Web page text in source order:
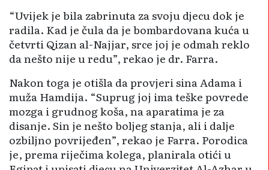
“Uvijek je bila zabrinuta za svoju djecu dok je
radila. Kad je čula da je bombardovana kuća u
četvrti Qizan al-Najjar, srce joj je odmah reklo
da nešto nije u redu”, rekao je dr. Farra.
Nakon toga je otišla da provjeri sina Adama i
muža Hamdija. “Suprug joj ima teške povrede
mozga i grudnog koša, na aparatima je za
disanje. Sin je nešto boljeg stanja, ali i dalje
ozbiljno povrijeđen”, rekao je Farra. Porodica
je, prema riječima kolega, planirala otići u